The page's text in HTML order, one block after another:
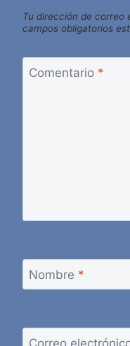
Tu dirección de correo
campos obligatorios
Comentario *
Nombre *
Correo